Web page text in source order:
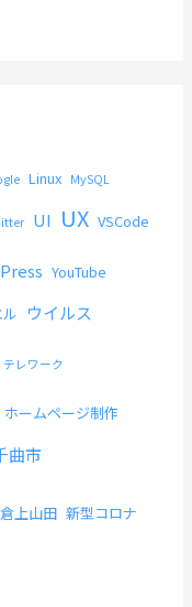
Linux MySQL
UI UX VSCode
YouTube
ウイルス
テレワーク
ホームページ制作
曲市
上山田 新型コロナ